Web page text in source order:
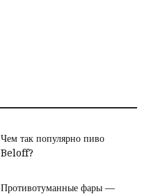
Чем так популярно пиво
Beloff?
Противотуманные фары —